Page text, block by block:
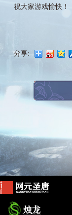
祝大家游戏愉快！
分享: